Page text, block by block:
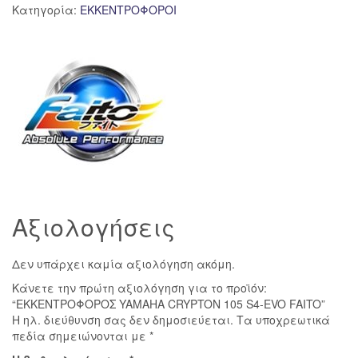
105
FAITO
ποσότητα
Κατηγορία: ΕΚΚΕΝΤΡΟΦΟΡΟΙ
Αξιολογήσεις
Δεν υπάρχει καμία αξιολόγηση ακόμη.
Κάνετε την πρώτη αξιολόγηση για το προϊόν:
“ΕΚΚΕΝΤΡΟΦΟΡΟΣ YAMAHA CRYPTON 105 S4-EVO FAITO”
Η ηλ. διεύθυνση σας δεν δημοσιεύεται. Τα υποχρεωτικά
πεδία σημειώνονται με *